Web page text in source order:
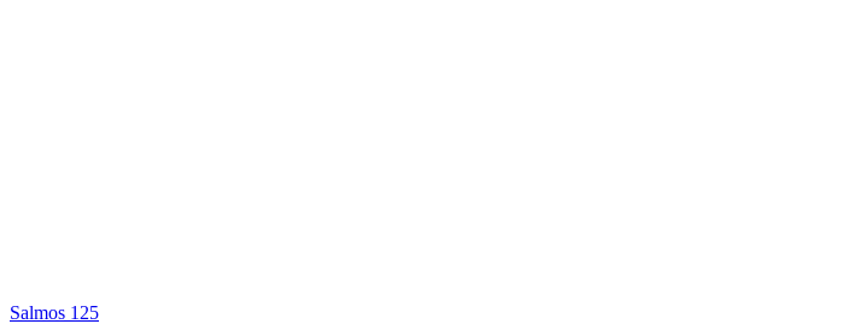
Salmos 125